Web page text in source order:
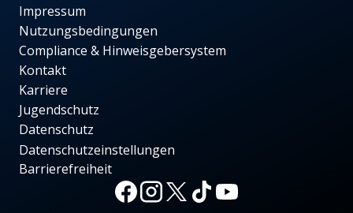
Impressum
Nutzungsbedingungen
Compliance & Hinweisgebersystem
Kontakt
Karriere
Jugendschutz
Datenschutz
Datenschutzeinstellungen
Barrierefreiheit